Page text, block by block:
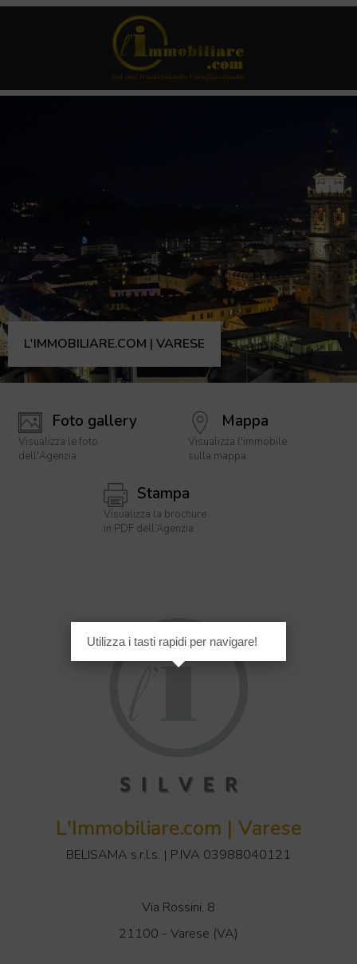
L'IMMOBILIARE.COM | VARESE
Foto gallery
Visualizza le foto
dell'Agenzia
Mappa
Visualizza l'immobile
sulla mappa
Stampa
Visualizza la brochure
in PDF dell’Agenzia
L'Immobiliare.com | Varese
BELISAMA s.r.l.s. | P.IVA 03988040121
Via Rossini, 8
21100 - Varese (VA)
Utilizza i tasti rapidi per navigare!